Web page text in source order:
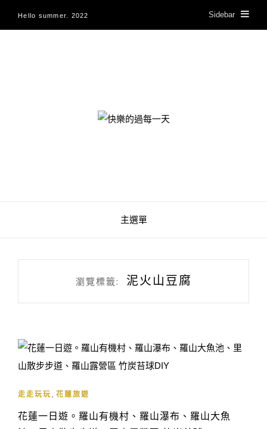
Hello summer. 2022 Sidebar
快樂的過每一天
主選單
瀏覽標籤: 泥火山豆腐
走走玩玩 花蓮旅遊
花蓮一日遊。羅山有機村、羅山瀑布、羅山大魚